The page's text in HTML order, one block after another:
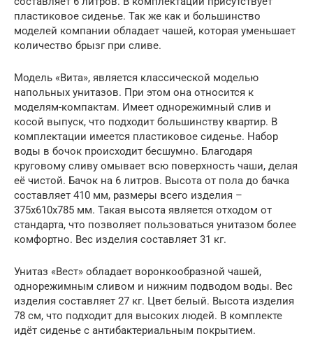
пластиковое сиденье. Так же как и большинство
моделей компании обладает чашей, которая уменьшает
количество брызг при сливе.
Модель «Вита», является классической моделью
напольных унитазов. При этом она относится к
моделям-компактам. Имеет однорежимный слив и
косой выпуск, что подходит большинству квартир. В
комплектации имеется пластиковое сиденье. Набор
воды в бочок происходит бесшумно. Благодаря
круговому сливу омывает всю поверхность чаши, делая
её чистой. Бачок на 6 литров. Высота от пола до бачка
составляет 410 мм, размеры всего изделия –
375х610х785 мм. Такая высота является отходом от
стандарта, что позволяет пользоваться унитазом более
комфортно. Вес изделия составляет 31 кг.
Унитаз «Вест» обладает воронкообразной чашей,
однорежимным сливом и нижним подводом воды. Вес
изделия составляет 27 кг. Цвет белый. Высота изделия
78 см, что подходит для высоких людей. В комплекте
идёт сиденье с антибактериальным покрытием.